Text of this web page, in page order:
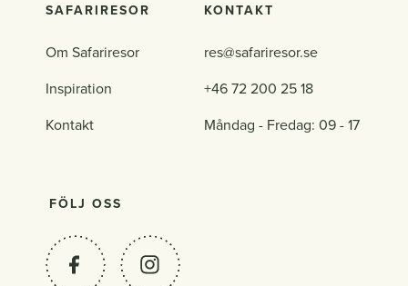
SAFARIRESOR
Om Safariresor
Inspiration
Kontakt
KONTAKT
res@safariresor.se
+46 72 200 25 18
Måndag - Fredag: 09 - 17
FÖLJ OSS